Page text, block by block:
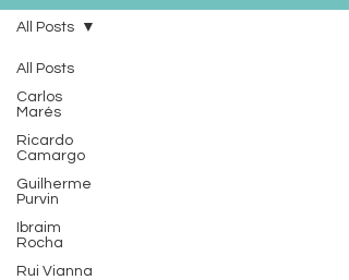
All Posts
Carlos
Marés
Ricardo
Camargo
Guilherme
Purvin
Ibraim
Rocha
Rui Vianna
All Posts